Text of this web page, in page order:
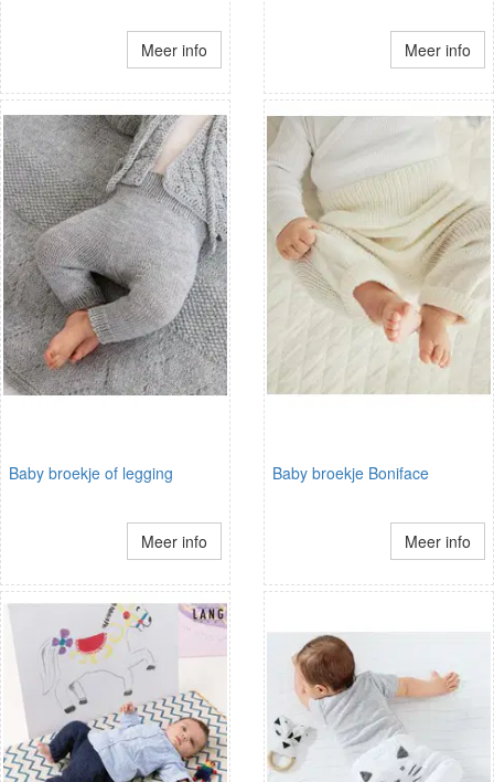
Meer info Meer info
Baby broekje of legging
Meer info
Baby broekje Boniface
Meer info